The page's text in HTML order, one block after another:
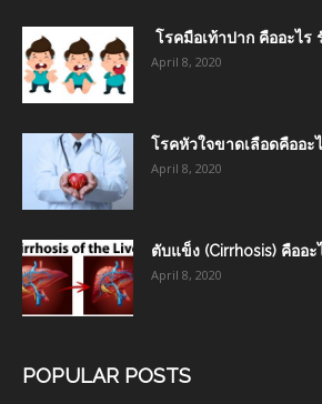
โรคมือเท้าปาก คืออะไร
April 8, 2020
โรคหัวใจขาดเลือดคืออะ
April 8, 2020
ตับแข็ง (Cirrhosis) คืออะ
April 8, 2020
POPULAR POSTS